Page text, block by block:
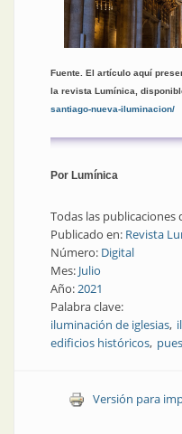
Fuente. El artículo aquí
la revista Lumínica,
santiago-nueva-iluminacion/
Por Lumínica
Todas las publicaciones
Publicado en: Revista
Número: Digital
Mes: Julio
Año:2021
Palabra clave:
iluminación de iglesias
edificios históricos
Versión para